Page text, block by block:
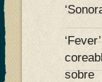
sobre